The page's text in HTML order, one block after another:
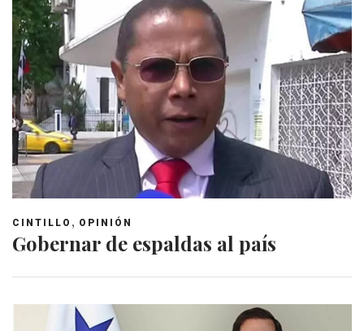
CINTILLO , OPINIÓN
Gobernar de espaldas al país